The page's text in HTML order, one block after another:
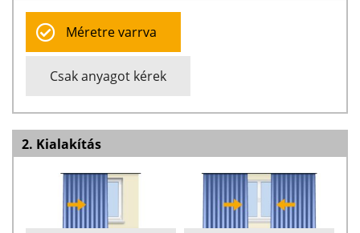
Méretre varrva
Csak anyagot kérek
2. Kialakítás